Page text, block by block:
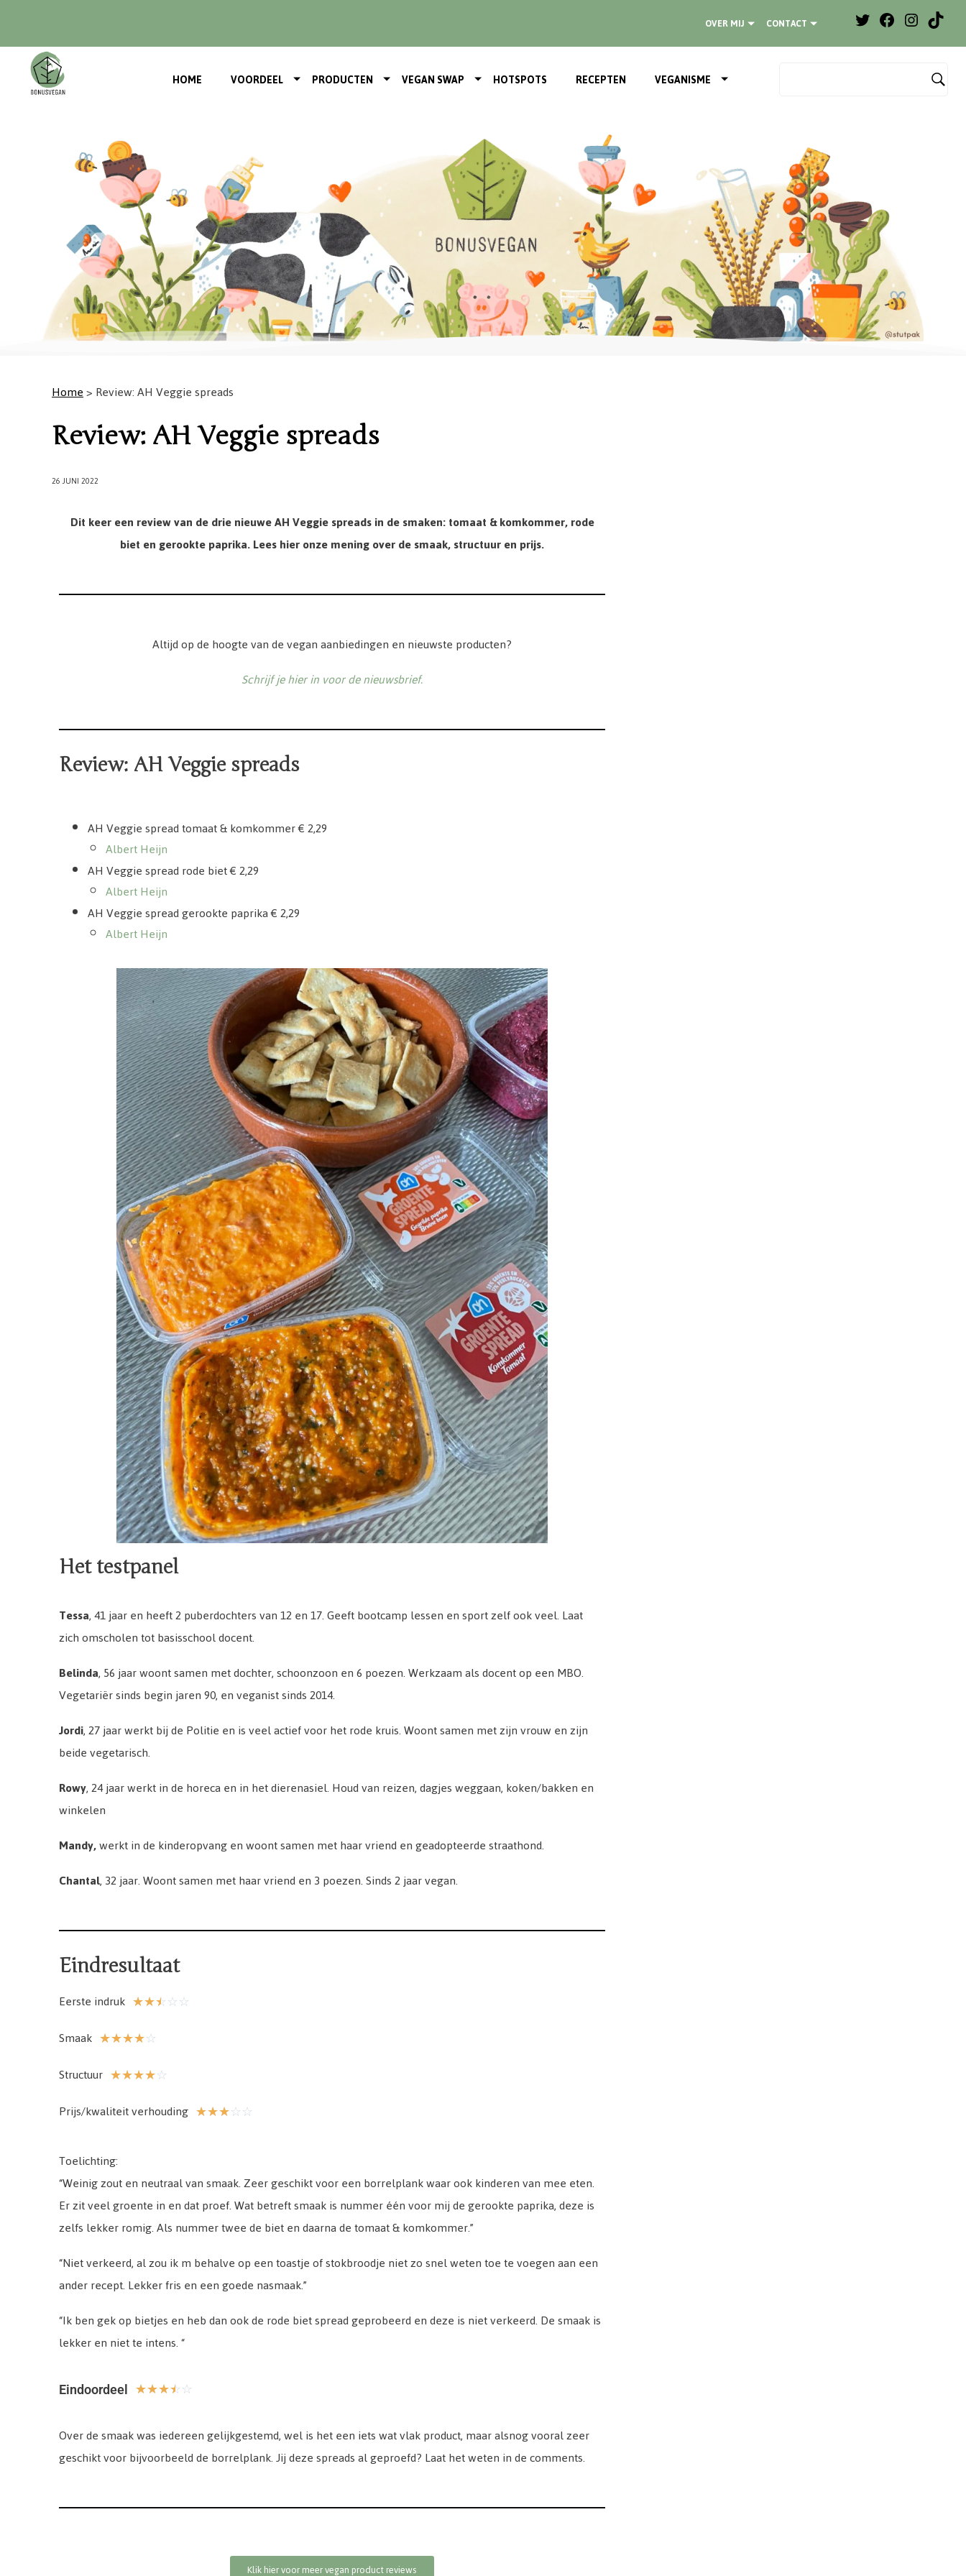
OVER MIJ CONTACT
HOME VOORDEEL PRODUCTEN VEGAN SWAP HOTSPOTS RECEPTEN VEGANISME
Home> Review: AH Veggie spreads
Review: AH Veggie spreads
26 JUNI 2022
Dit keer een review van de drie nieuwe AH Veggie spreads in de smaken: tomaat & komkommer, rode
biet en gerookte paprika. Lees hier onze mening over de smaak, structuur en prijs.
Altijd op de hoogte van de vegan aanbiedingen en nieuwste producten?
Schrijf je hier in voor de nieuwsbrief.
Review: AH Veggie spreads
AH Veggie spread tomaat & komkommer € 2,29
Albert Heijn
AH Veggie spread rode biet € 2,29
Albert Heijn
AH Veggie spread gerookte paprika € 2,29
Albert Heijn
Het testpanel
Tessa, 41 jaar en heeft 2 puberdochters van 12 en 17. Geeft bootcamp lessen en sport zelf ook veel. Laat
zich omscholen tot basisschool docent.
Belinda, 56 jaar woont samen met dochter, schoonzoon en 6 poezen. Werkzaam als docent op een MBO.
Vegetariër sinds begin jaren 90, en veganist sinds 2014.
Jordi, 27 jaar werkt bij de Politie en is veel actief voor het rode kruis. Woont samen met zijn vrouw en zijn
beide vegetarisch.
Rowy, 24 jaar werkt in de horeca en in het dierenasiel. Houd van reizen, dagjes weggaan, koken/bakken en
winkelen
Mandy,werkt in de kinderopvang en woont samen met haar vriend en geadopteerde straathond.
Chantal, 32 jaar. Woont samen met haar vriend en 3 poezen. Sinds 2 jaar vegan.
Eindresultaat​
Eerste indruk ☆☆☆ ☆ ☆
Smaak ☆☆☆☆☆
Structuur ☆☆☆☆☆
Prijs/kwaliteit verhouding ☆☆☆☆ ☆
Toelichting:
“Weinig zout en neutraal van smaak. Zeer geschikt voor een borrelplank waar ook kinderen van mee eten.
Er zit veel groente in en dat proef. Wat betreft smaak is nummer één voor mij de gerookte paprika, deze is
zelfs lekker romig. Als nummer twee de biet en daarna de tomaat & komkommer.”
“Niet verkeerd, al zou ik m behalve op een toastje of stokbroodje niet zo snel weten toe te voegen aan een
ander recept. Lekker fris en een goede nasmaak.”
“Ik ben gek op bietjes en heb dan ook de rode biet spread geprobeerd en deze is niet verkeerd. De smaak is
lekker en niet te intens. “
Eindoordeel ☆☆☆☆ ☆
Over de smaak was iedereen gelijkgestemd, wel is het een iets wat vlak product, maar alsnog vooral zeer
geschikt voor bijvoorbeeld de borrelplank. Jij deze spreads al geproefd? Laat het weten in de comments.
Klik hier voor meer vegan product reviews